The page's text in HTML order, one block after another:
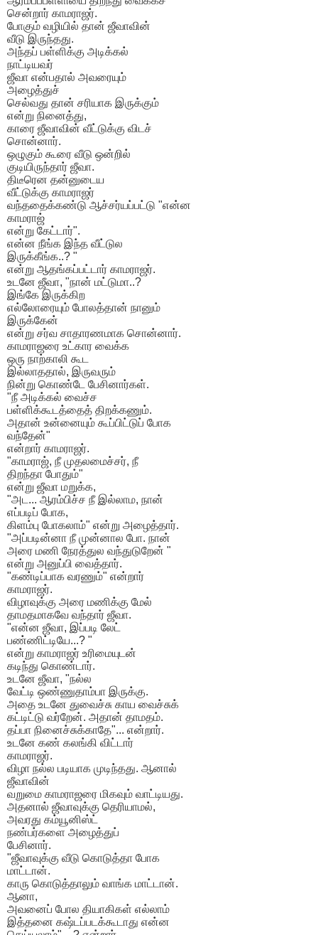
சென்றார் காமராஜர்.
போகும் வழியில் தான் ஜீவாவின்
வீடு இருந்தது.
அந்தப் பள்ளிக்கு அடிக்கல்
நாட்டியவர்
ஜீவா என்பதால் அவரையும்
அழைத்துச்
செல்வது தான் சரியாக இருக்கும்
என்று நினைத்து,
காரை ஜீவாவின் வீட்டுக்கு விடச்
சொன்னார்.
ஒழுகும் கூரை வீடு ஒன்றில்
குடியிருந்தார் ஜீவா.
திடீரென தன்னுடைய
வீட்டுக்கு காமராஜர்
வந்ததைக்கண்டு ஆச்சர்யப்பட்டு "என்ன
காமராஜ்
என்று கேட்டார்".
என்ன நீங்க இந்த வீட்டுல
இருக்கீங்க..? "
என்று ஆதங்கப்பட்டார் காமராஜர்.
உடனே ஜீவா, "நான் மட்டுமா..?
இங்கே இருக்கிற
எல்லோரையும் போலத்தான் நானும்
இருக்கேன்
என்று சர்வ சாதாரணமாக சொன்னார்.
காமராஜரை உட்கார வைக்க
ஒரு நாற்காலி கூட
இல்லாததால், இருவரும்
நின்று கொண்டே பேசினார்கள்.
"நீ அடிக்கல் வைச்ச
பள்ளிக்கூடத்தைத் திறக்கணும்.
அதான் உன்னையும் கூப்பிட்டுப் போக
வந்தேன்"
என்றார் காமராஜர்.
"காமராஜ், நீ முதலமைச்சர், நீ
திறந்தா போதும்"
என்று ஜீவா மறுக்க,
"அட... ஆரம்பிச்ச நீ இல்லாம, நான்
எப்படிப் போக,
கிளம்பு போகலாம்" என்று அழைத்தார்.
"அப்படின்னா நீ முன்னால போ. நான்
அரை மணி நேரத்துல வந்துடுறேன் "
என்று அனுப்பி வைத்தார்.
"கண்டிப்பாக வரணும்" என்றார்
காமராஜர்.
விழாவுக்கு அரை மணிக்கு மேல்
தாமதமாகவே வந்தார் ஜீவா.
"என்ன ஜீவா, இப்படி லேட்
பண்ணிட்டியே...? "
என்று காமராஜர் உரிமையுடன்
கடிந்து கொண்டார்.
உடனே ஜீவா, "நல்ல
வேட்டி ஒண்ணுதாம்பா இருக்கு.
அதை உடனே துவைச்சு காய வைச்சுக்
கட்டிட்டு வர்றேன். அதான் தாமதம்.
தப்பா நினைச்சுக்காதே"... என்றார்.
உடனே கண் கலங்கி விட்டார்
காமராஜர்.
விழா நல்ல படியாக முடிந்தது. ஆனால்
ஜீவாவின்
வறுமை காமராஜரை மிகவும் வாட்டியது.
அதனால் ஜீவாவுக்கு தெரியாமல்,
அவரது கம்யூனிஸ்ட்
நண்பர்களை அழைத்துப்
பேசினார்.
"ஜீவாவுக்கு வீடு கொடுத்தா போக
மாட்டான்.
காரு கொடுத்தாலும் வாங்க மாட்டான்.
ஆனா,
அவனைப் போல தியாகிகள் எல்லாம்
இத்தனை கஷ்டப்படக்கூடாது என்ன